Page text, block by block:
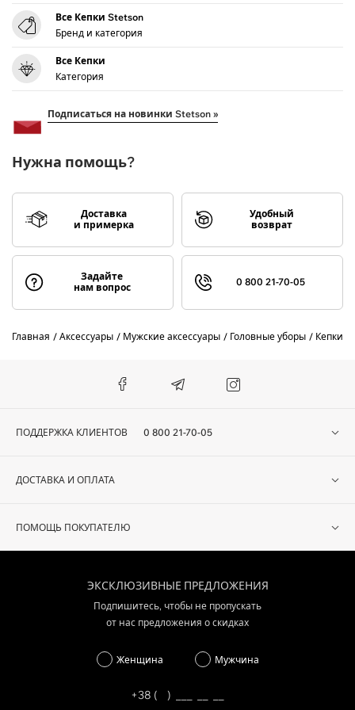
Все Кепки Stetson
Бренд и категория
Все Кепки
Категория
Подписаться на новинки Stetson »
Нужна помощь?
Доставка
и примерка
Удобный
возврат
Задайте
нам вопрос
0 800 21-70-05
Главная Аксессуары Мужские аксессуары Головные уборы Кепки
ПОДДЕРЖКА КЛИЕНТОВ 0 800 21-70-05
ДОСТАВКА И ОПЛАТА
ПОМОЩЬ ПОКУПАТЕЛЮ
ЭКСКЛЮЗИВНЫЕ ПРЕДЛОЖЕНИЯ
Подпишитесь, чтобы не пропускать
от нас предложения о скидках
Женщина Мужчина